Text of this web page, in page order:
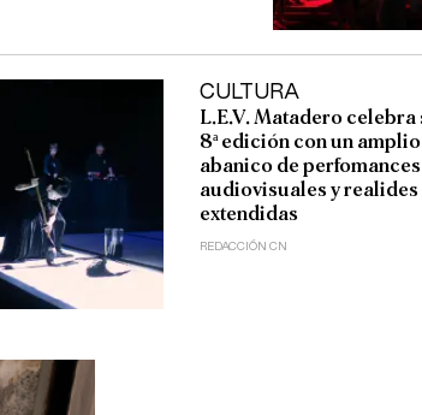
CULTURA
L.E.V. Matadero celebra
8ª edición con un amplio
abanico de perfomances
audiovisuales y realides
extendidas
REDACCIÓN CN